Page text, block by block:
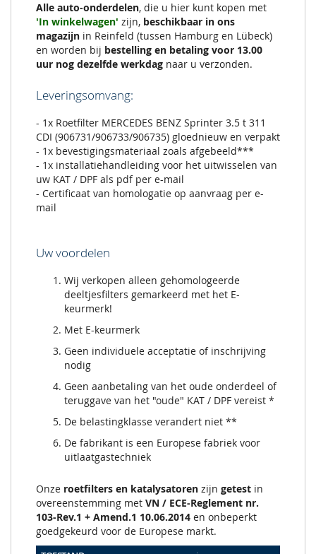
Alle auto-onderdelen, die u hier kunt kopen met
'In winkelwagen' zijn, beschikbaar in ons
magazijn in Reinfeld (tussen Hamburg en Lübeck)
en worden bij bestelling en betaling voor 13.00
uur nog dezelfde werkdag naar u verzonden.
Leveringsomvang:
- 1x Roetfilter MERCEDES BENZ Sprinter 3.5 t 311
CDI (906731/906733/906735) gloednieuw en verpakt
- 1x bevestigingsmateriaal zoals afgebeeld***
- 1x installatiehandleiding voor het uitwisselen van
uw KAT / DPF als pdf per e-mail
- Certificaat van homologatie op aanvraag per e-
mail
Uw voordelen
Wij verkopen alleen gehomologeerde
deeltjesfilters gemarkeerd met het E-
keurmerk!
Met E-keurmerk
Geen individuele acceptatie of inschrijving
nodig
Geen aanbetaling van het oude onderdeel of
teruggave van het "oude" KAT / DPF vereist *
De belastingklasse verandert niet **
De fabrikant is een Europese fabriek voor
uitlaatgastechniek
Onze roetfilters en katalysatoren zijn getest in
overeenstemming met VN / ECE-Reglement nr.
103-Rev.1 + Amend.1 10.06.2014 en onbeperkt
goedgekeurd voor de Europese markt.